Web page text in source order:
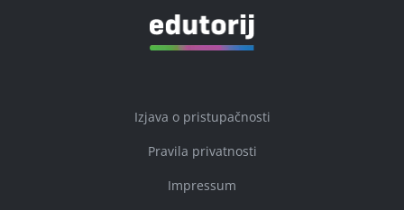
Izjava o pristupačnosti
Pravila privatnosti
Impressum